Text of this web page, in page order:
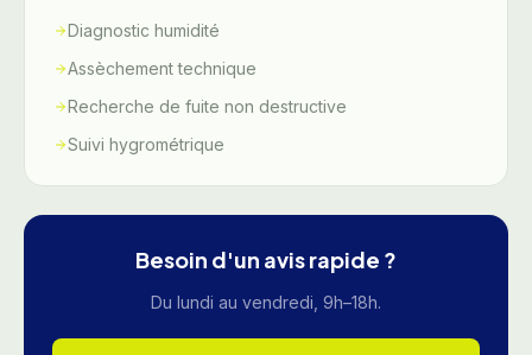
Diagnostic humidité
Assèchement technique
Recherche de fuite non destructive
Suivi hygrométrique
Besoin d'un avis rapide ?
Du lundi au vendredi, 9h–18h.